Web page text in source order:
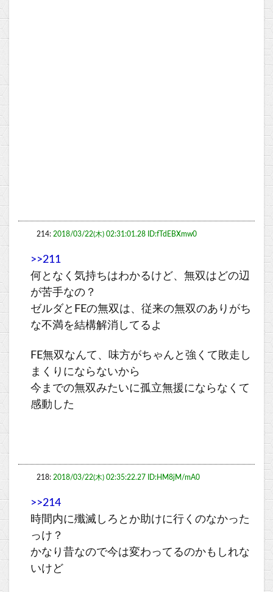
214: 2018/03/22(木) 02:31:01.28 ID:fTdEBXmw0
>>211
何となく気持ちはわかるけど、無双はどの辺
が苦手なの？
ゼルダとFEの無双は、従来の無双のありがち
な不満を結構解消してるよ
FE無双なんて、味方がちゃんと強くて敗走し
まくりにならないから
今までの無双みたいに孤立無援にならなくて
感動した
218: 2018/03/22(木) 02:35:22.27 ID:HM8jM/mA0
>>214
時間内に殲滅しろとか助けに行くのなかった
っけ？
かなり昔なので今は変わってるのかもしれな
いけど